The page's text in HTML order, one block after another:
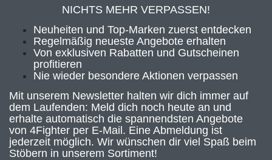
NICHTS MEHR VERPASSEN!
Neuheiten und Top-Marken zuerst entdecken
Regelmäßig neueste Angebote erhalten
Von exklusiven Rabatten und Gutscheinen
profitieren
Nie wieder besondere Aktionen verpassen
Mit unserem Newsletter halten wir dich immer auf
dem Laufenden: Meld dich noch heute an und
erhalte automatisch die spannendsten Angebote
von 4Fighter per E-Mail. Eine Abmeldung ist
jederzeit möglich. Wir wünschen dir viel Spaß beim
Stöbern in unserem Sortiment!